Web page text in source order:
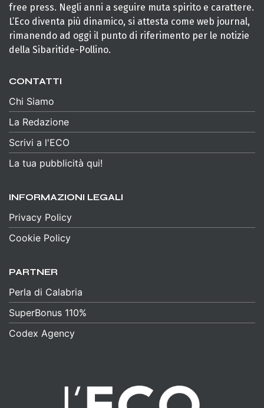
free press. Negli anni a seguire muta spirito e carattere.
L’Eco diventa più dinamico, si attesta come web journal,
rimanendo ad oggi il punto di riferimento per le notizie
della Sibaritide-Pollino.
CONTATTI
Chi Siamo
La Redazione
Scrivi a l'ECO
La tua pubblicità qui!
INFORMAZIONI LEGALI
Privacy Policy
Cookie Policy
PARTNER
Perla di Calabria
SuperBonus 110%
Codex Agency